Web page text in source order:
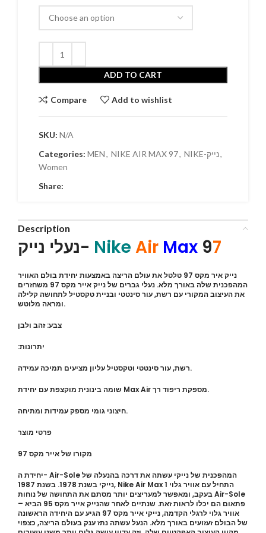
ADD TO CART
Compare Add to wishlist
SKU: N/A
Categories: MEN, NIKE AIR MAX 97, NIKE-נייק,
Women
Share:
Description
נעלי נייק- Nike Air Max 97
נייק איר מקס 97 טלטל את עולם הריצה באמצעות יחידת בולם האוויר
המהפכנית שלה באורך מלא. נעלי גברים של נייק אייר מקס 97 משחזרים
את העיצוב המקורי עם רשת, עור סינטטי ובניית טקסטיל לתחושה קלילה
ומראה מלוטש.
צבע: זהב ולבן
:יתרונות
רשת, עור סינטטי וטקסטיל עליון מציעים תמיכה עמידה.
שומה בינונית מוקצפת עם יחידת Max Air מספקת ריפוד רך.
חיצוני גומי מספק עמידות ומתיחה.
פרטי מוצר
מקורו של אייר מקס 97
יחידת ה- Air-Sole המהפכנית של נייקי עשתה את דרכה בהנעלה של
נייקי בשנת 1978. בשנת 1987, Nike Air Max 1 התחיל עם אוויר גלוי
בעקב, ומאפשר למעריצים יותר מסתם את התחושה של נוחות Air-Sole
– פתאום הם יכלו לראות זאת. שנתיים לאחר שהנייק אייר מקס 95 הביא
אוויר גלוי לרגלי הקדמה, נייקי אייר מקס 97 הגיע עם היחידה הראשונה
של הבולם זעזועים באורך מלא. הנעל עשתה נתז ענק בעולם הריצה, כצפוי